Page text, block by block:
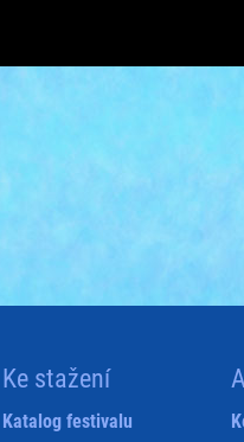
Ke stažení
Katalog festivalu